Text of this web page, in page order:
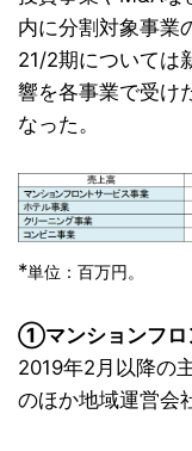
内に分割対象事業
21/2期については
響を各事業で受け
なった。
*単位：百万円。
①マンションフロ
2019年2月以降の
のほか地域運営会